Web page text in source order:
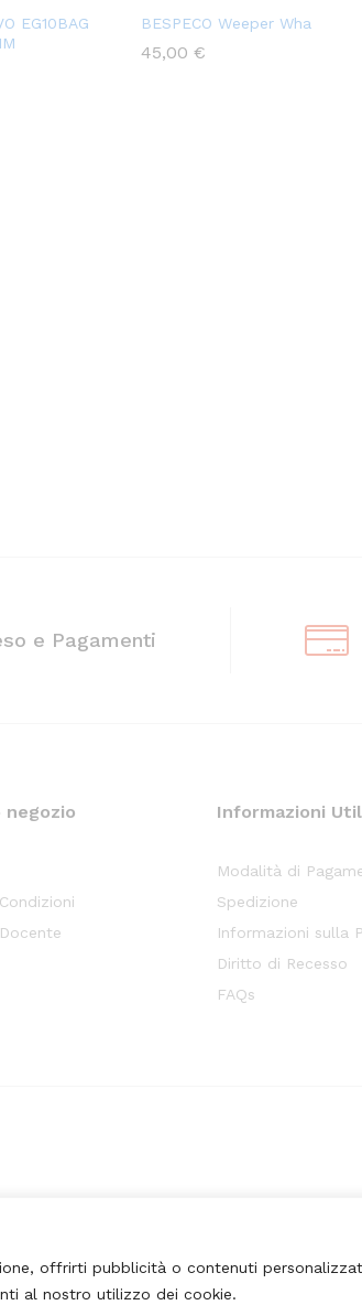
offrirti pubblicità o contenuti
al nostro utilizzo dei cookie.
EG10BAG
BESPECO Weeper Wha
45,00 €
e Pagamenti
Informazioni
Modalità di
Spedizione
Informazioni sulla
Diritto di Recesso
FAQs